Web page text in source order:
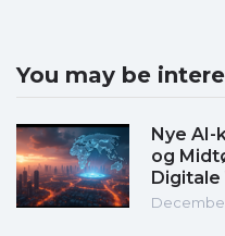
You may be
Nye
og